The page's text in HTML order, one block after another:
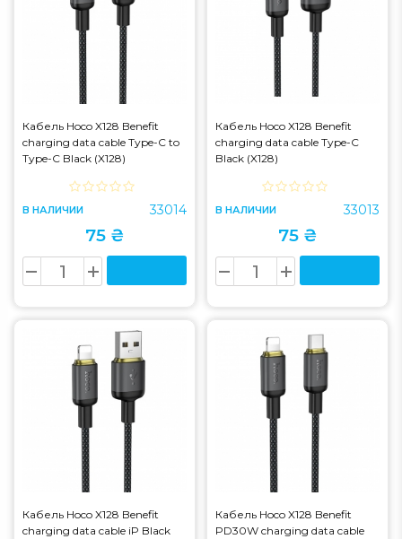
Кабель Hoco X128 Benefit
charging data cable Type-C to
Type-C Black (X128)
В НАЛИЧИИ 33014
75 ₴
Кабель Hoco X128 Benefit
charging data cable Type-C
Black (X128)
В НАЛИЧИИ 33013
75 ₴
Кабель Hoco X128 Benefit
charging data cable iP Black
Кабель Hoco X128 Benefit
PD30W charging data cable